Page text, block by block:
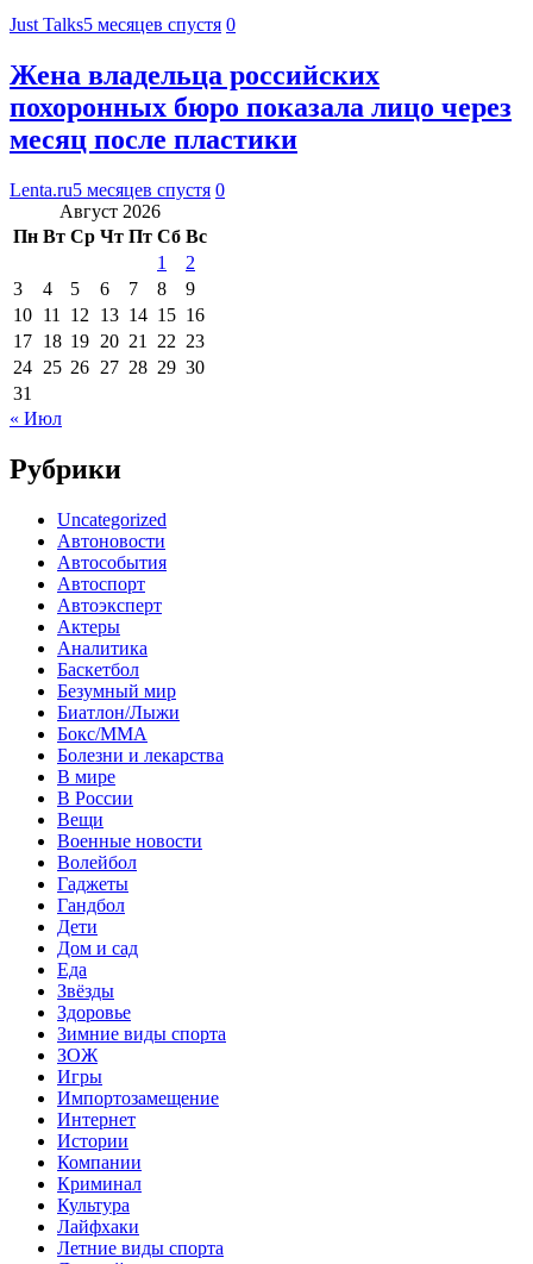
Just Talks5 месяцев спустя 0
Жена владельца российских
похоронных бюро показала лицо через
месяц после пластики
Lenta.ru5 месяцев спустя 0
Август 2026
Пн Вт Ср Чт Пт Сб Вс
1
2
3
4 5 6 7 8
9
10 11 12 13 14 15 16
17 18 19 20 21 22 23
24 25 26 27 28 29 30
31
« Июл
Рубрики
Uncategorized
Автоновости
Автособытия
Автоспорт
Автоэксперт
Актеры
Аналитика
Баскетбол
Безумный мир
Биатлон/Лыжи
Бокс/MMA
Болезни и лекарства
В мире
В России
Вещи
Военные новости
Волейбол
Гаджеты
Гандбол
Дети
Дом и сад
Еда
Звёзды
Здоровье
Зимние виды спорта
ЗОЖ
Игры
Импортозамещение
Интернет
Истории
Компании
Криминал
Культура
Лайфхаки
Летние виды спорта